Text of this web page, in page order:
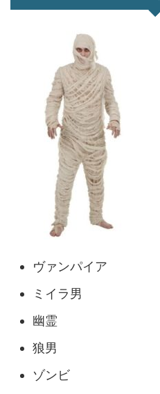
ヴァンパイア
ミイラ男
幽霊
狼男
ゾンビ